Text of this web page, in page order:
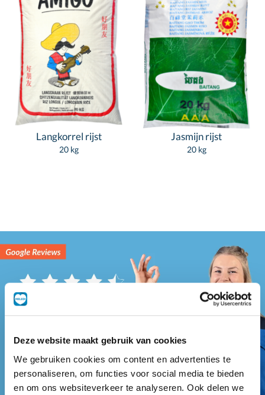
Deze website maakt gebruik van cookies
We gebruiken cookies om content en advertenties te
personaliseren, om functies voor social media te bieden
en om ons websiteverkeer te analyseren. Ook delen we
Langkorrel rijst
20 kg
Jasmijn rijst
20 kg